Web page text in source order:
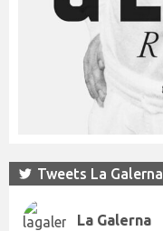
Tweets La Galerna
La Galerna